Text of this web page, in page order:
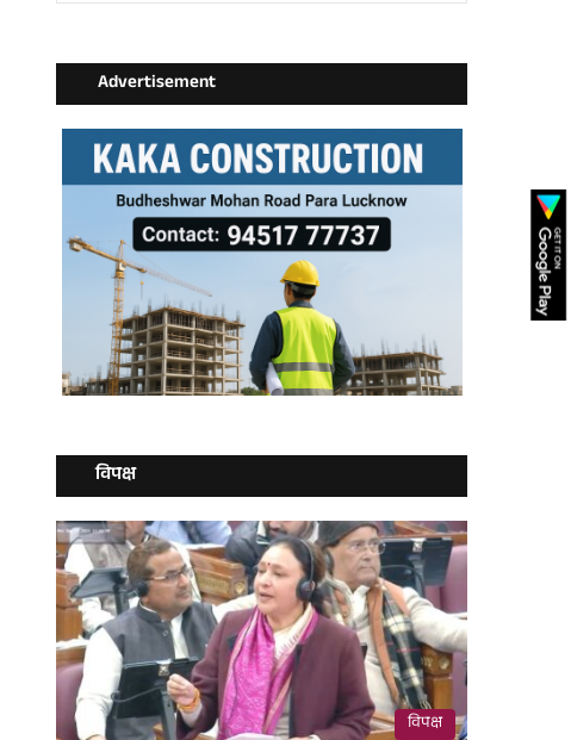
Advertisement
विपक्ष
विपक्ष